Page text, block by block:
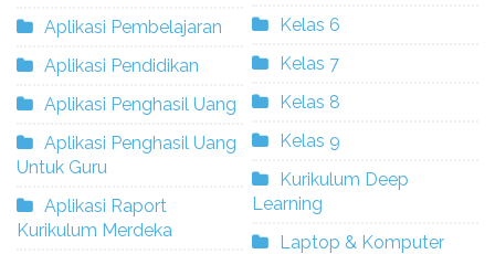
Aplikasi Pembelajaran
Aplikasi Pendidikan
Aplikasi Penghasil Uang
Aplikasi Penghasil Uang
Untuk Guru
Aplikasi Raport
Kurikulum Merdeka
Kelas 6
Kelas 7
Kelas 8
Kelas 9
Kurikulum Deep
Learning
Laptop & Komputer